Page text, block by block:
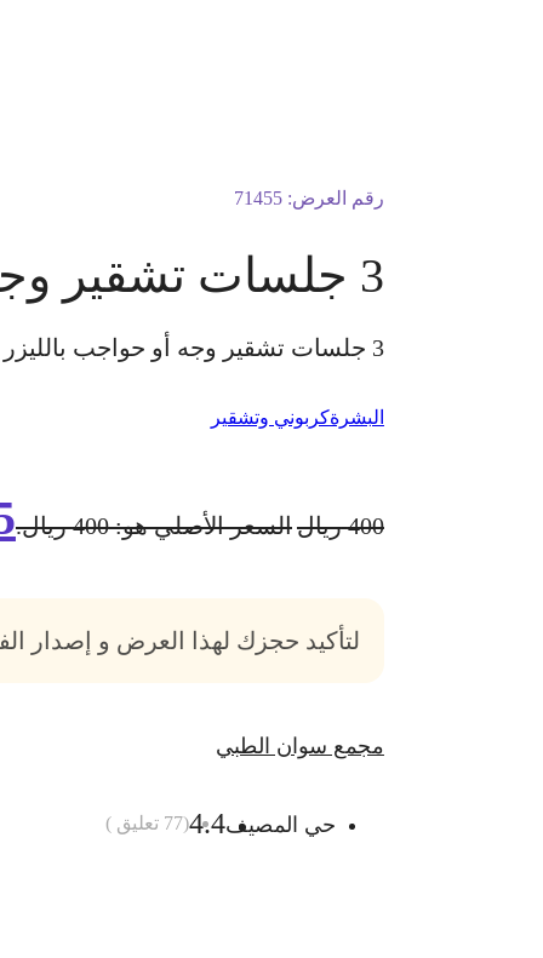
رقم العرض:71455
3 جلسات تشقير وجه أو حواجب بالليزر
3 جلسات تشقير وجه أو حواجب بالليزر بجهاز كيوسويتش الكشفية مجانًا للسيدات فقط
البشرةكربوني وتشقير
400 ريالالسعر الأصلي هو: 400 ريال.
لتأكيد حجزك لهذا العرض و إصدار
مجمع سوان الطبي
حي المصيف4.4
(
77 تعليق )